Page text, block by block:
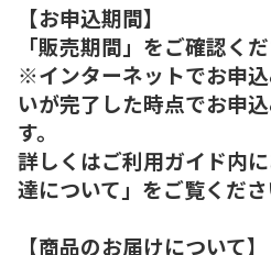
【お申込期間】
「販売期間」をご確認くだ
※インターネットでお申
いが完了した時点でお申
す。
詳しくはご利用ガイド内
達について」をご覧くださ
【商品のお届けについて】